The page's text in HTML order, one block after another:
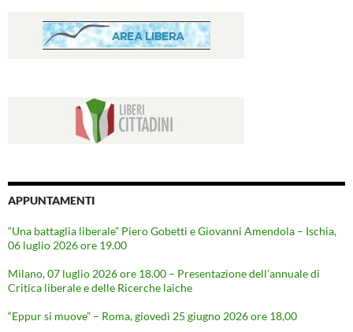
APPUNTAMENTI
“Una battaglia liberale” Piero Gobetti e Giovanni Amendola – Ischia,
06 luglio 2026 ore 19.00
Milano, 07 luglio 2026 ore 18.00 – Presentazione dell’annuale di
Critica liberale e delle Ricerche laiche
“Eppur si muove” – Roma, giovedì 25 giugno 2026 ore 18,00